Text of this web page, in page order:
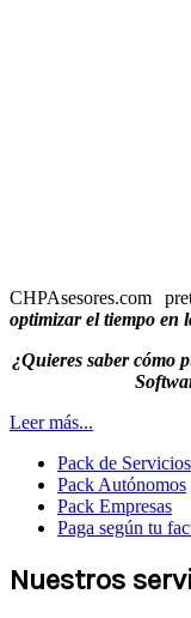
CHPAsesores.com
optimizar el tiempo en
¿Quieres saber cómo
Leer más...
Pack de Servicios
Pack Autónomos
Pack Empresas
Paga según tu
Nuestros